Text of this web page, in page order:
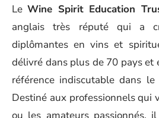
LeWine Spirit Education
anglais très réputé qui a
diplômantes en vins et
délivré dans plus de 70 pays et
référence indiscutable dans
Destiné aux professionnels qui